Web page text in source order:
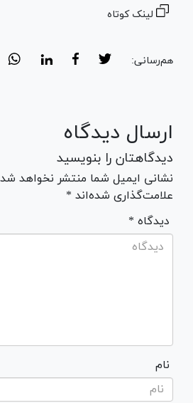
لینک کوتاه
هم‌رسانی:
ارسال دیدگاه
دیدگاهتان را بنویسید
نشانی ایمیل شما منتشر نخواهد
علامت‌گذاری شده‌اند *
* دیدگاه
نام